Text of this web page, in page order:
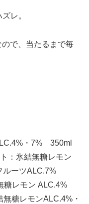
レ。
で、当たるまで毎
・7% 350ml
：氷結無糖レモン
ルーツALC.7%
レモン ALC.4%
糖レモンALC.4%・